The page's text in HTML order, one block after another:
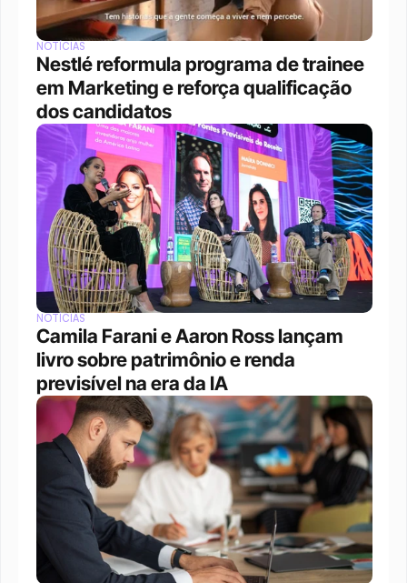
NOTÍCIAS
Nestlé reformula programa de trainee
em Marketing e reforça qualificação
dos candidatos
NOTÍCIAS
Camila Farani e Aaron Ross lançam
livro sobre patrimônio e renda
previsível na era da IA